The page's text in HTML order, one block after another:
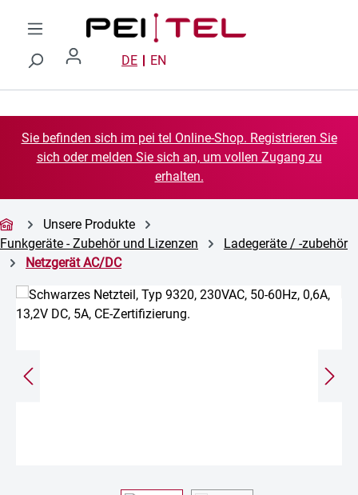
Zum Hauptinhalt springen
DE EN
Sie befinden sich im pei tel Online-Shop. Registrieren Sie
sich oder melden Sie sich an, um vollen Zugang zu
erhalten.
Unsere Produkte
Funkgeräte - Zubehör und Lizenzen
Ladegeräte / -zubehör
Netzgerät AC/DC
Bildergalerie überspringen